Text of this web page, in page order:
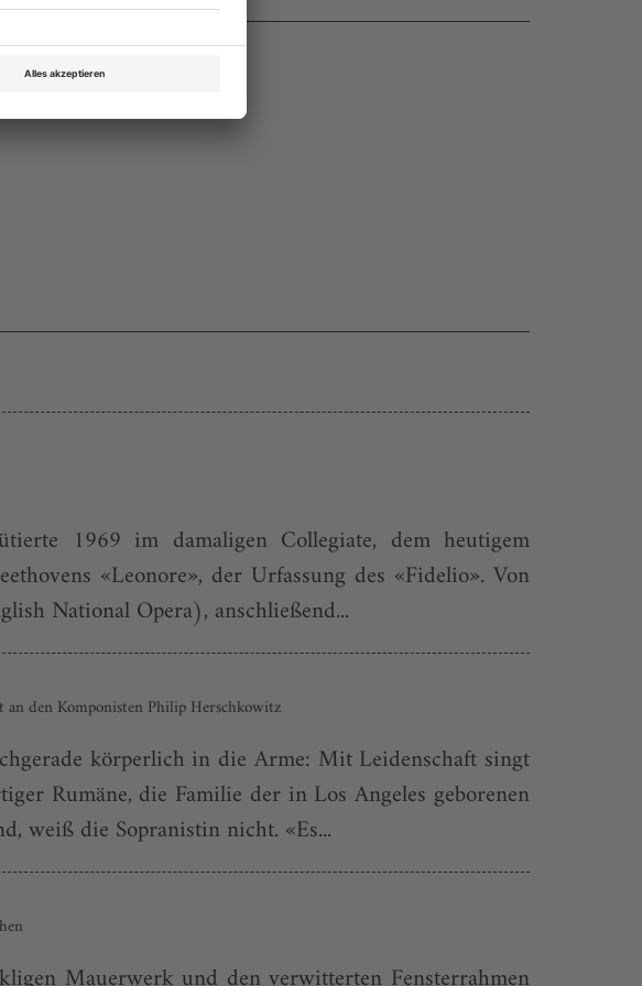
1969 im damaligen Collegiate, dem heutigem
«Leonore», der Urfassung des «Fidelio». Von
National Opera), anschließend...
den Komponisten Philip Herschkowitz
körperlich in die Arme: Mit Leidenschaft singt
Rumäne, die Familie der in Los Angeles geborenen
weiß die Sopranistin nicht. «Es...